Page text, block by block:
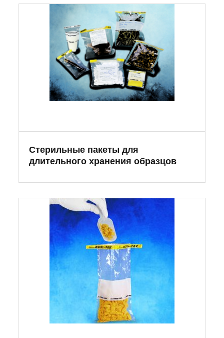
Стерильные пакеты для
длительного хранения образцов